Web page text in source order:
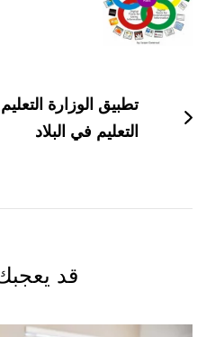
تطبيق الوزارة
التعليم في البلاد
قد